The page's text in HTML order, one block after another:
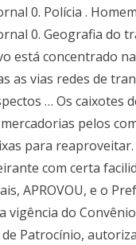
0. Polícia .
0. Geografia do
está concentrado
as vias redes de
… Os caixotes
pelos
para
com certa
APROVOU, e o
vigência do
Patrocínio,